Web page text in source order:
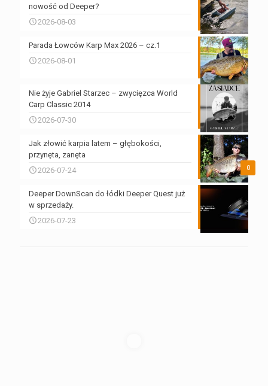
nowość od Deeper?
2026-08-03
Parada Łowców Karp Max 2026 – cz.1
2026-08-01
Nie żyje Gabriel Starzec – zwycięzca World
Carp Classic 2014
2026-07-30
0
Jak złowić karpia latem – głębokości,
przynęta, zanęta
2026-07-24
Deeper DownScan do łódki Deeper Quest już
w sprzedaży.
2026-07-23